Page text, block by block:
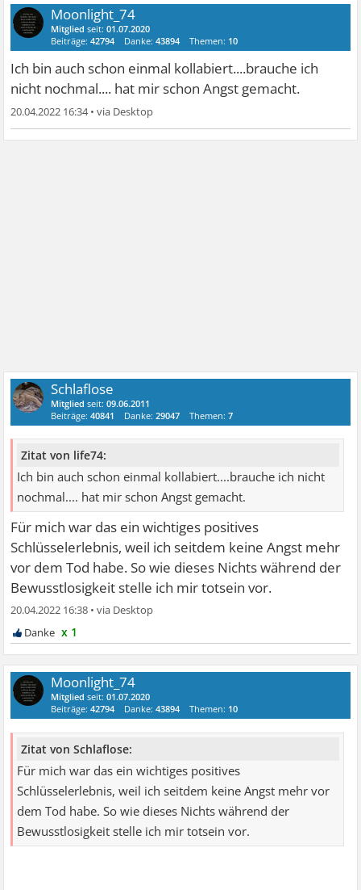
Moonlight_74
Mitglied seit:01.07.2020
Beiträge:42794 Danke:43894 Themen: 10
Ich bin auch schon einmal kollabiert....brauche ich
nicht nochmal.... hat mir schon Angst gemacht.
20.04.2022 16:34•
Schlaflose
Mitglied seit:09.06.2011
Beiträge:40841 Danke:29047 Themen:7
Zitat von life74:
Ich bin auch schon einmal kollabiert....brauche ich nicht
nochmal.... hat mir schon Angst gemacht.
Für mich war das ein wichtiges positives
Schlüsselerlebnis, weil ich seitdem keine Angst mehr
vor dem Tod habe. So wie dieses Nichts während der
Bewusstlosigkeit stelle ich mir totsein vor.
20.04.2022 16:38 •
x 1
Moonlight_74
Mitglied seit:01.07.2020
Beiträge:42794 Danke:43894 Themen: 10
Zitat von Schlaflose:
Für mich war das ein wichtiges positives
Schlüsselerlebnis, weil ich seitdem keine Angst mehr vor
dem Tod habe. So wie dieses Nichts während der
Bewusstlosigkeit stelle ich mir totsein vor.